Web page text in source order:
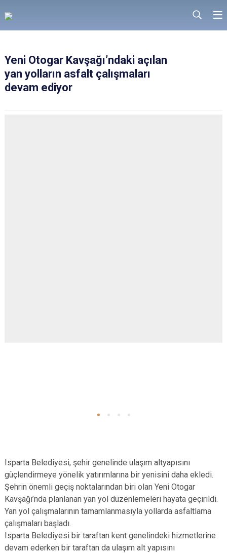
Yeni Otogar Kavşağı’ndaki açılan
yan yolların asfalt çalışmaları
devam ediyor
Isparta Belediyesi, şehir genelinde ulaşım altyapısını
güçlendirmeye yönelik yatırımlarına bir yenisini daha ekledi.
Şehrin önemli geçiş noktalarından biri olan Yeni Otogar
Kavşağı’nda planlanan yan yol düzenlemeleri hayata geçirildi.
Yan yol çalışmalarının tamamlanmasıyla yollarda asfaltlama
çalışmaları başladı.
Isparta Belediyesi bir taraftan kent genelindeki hizmetlerine
devam ederken bir taraftan da ulaşım alt yapısını